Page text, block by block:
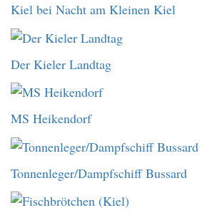
Kiel bei Nacht am Kleinen Kiel
Der Kieler Landtag
MS Heikendorf
Tonnenleger/Dampfschiff Bussard